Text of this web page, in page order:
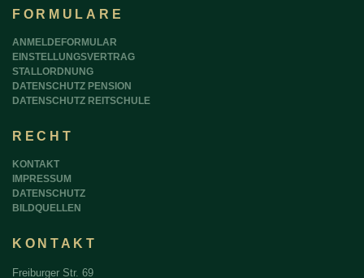
FORMULARE
ANMELDEFORMULAR
EINSTELLUNGSVERTRAG
STALLORDNUNG
DATENSCHUTZ PENSION
DATENSCHUTZ REITSCHULE
RECHT
KONTAKT
IMPRESSUM
DATENSCHUTZ
BILDQUELLEN
KONTAKT
Freiburger Str. 69